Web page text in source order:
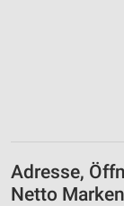
Adresse,
Netto